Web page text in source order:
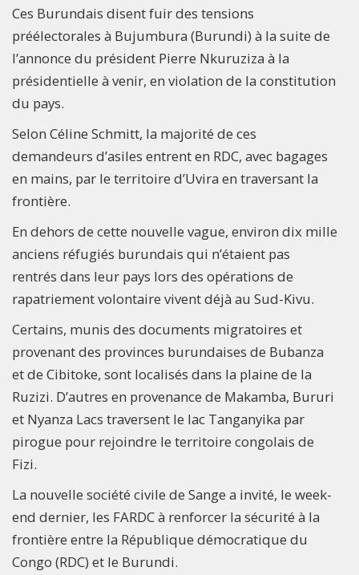
Ces Burundais disent fuir des tensions
préélectorales à Bujumbura (Burundi) à la suite de
l’annonce du président Pierre Nkuruziza à la
présidentielle à venir, en violation de la constitution
du pays.
Selon Céline Schmitt, la majorité de ces
demandeurs d’asiles entrent en RDC, avec bagages
en mains, par le territoire d’Uvira en traversant la
frontière.
En dehors de cette nouvelle vague, environ dix mille
anciens réfugiés burundais qui n’étaient pas
rentrés dans leur pays lors des opérations de
rapatriement volontaire vivent déjà au Sud-Kivu.
Certains, munis des documents migratoires et
provenant des provinces burundaises de Bubanza
et de Cibitoke, sont localisés dans la plaine de la
Ruzizi. D’autres en provenance de Makamba, Bururi
et Nyanza Lacs traversent le lac Tanganyika par
pirogue pour rejoindre le territoire congolais de
Fizi.
La nouvelle société civile de Sange a invité, le week-
end dernier, les FARDC à renforcer la sécurité à la
frontière entre la République démocratique du
Congo (RDC) et le Burundi.